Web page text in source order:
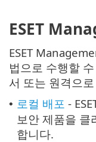
ESET
ESET
법으로 수행할
서 또는 원격으
• 로컬 배포 -
보안 제품을 클
합니다.